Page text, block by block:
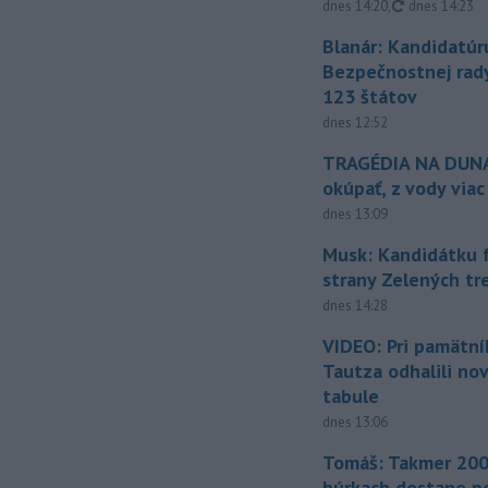
dnes 14:20, aktualizované
dnes 14:23
Blanár:
Bezpečnostnej
123 štátov
dnes 12:52
TRAGÉDIA NA
okúpať, z vody
dnes 13:09
Musk: Kandidátku
strany Zelených
dnes 14:28
VIDEO: Pri
Tautza odhalili
tabule
dnes 13:06
Tomáš: Takmer